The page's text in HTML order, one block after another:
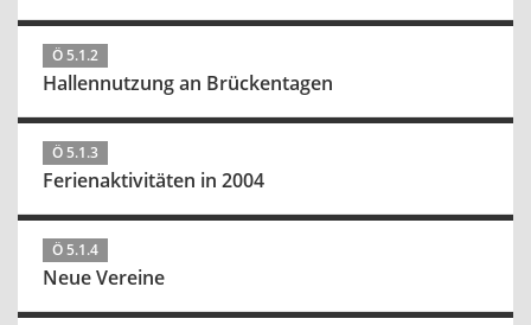
Ö 5.1.2
Hallennutzung an Brückentagen
Ö 5.1.3
Ferienaktivitäten in 2004
Ö 5.1.4
Neue Vereine